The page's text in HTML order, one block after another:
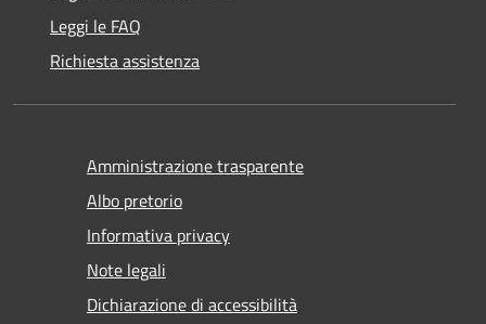
Leggi le FAQ
Richiesta assistenza
Amministrazione trasparente
Albo pretorio
Informativa privacy
Note legali
Dichiarazione di accessibilità